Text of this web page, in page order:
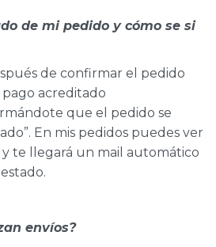
de mi pedido y cómo se si
de confirmar el pedido
acreditado
que el pedido se
En mis pedidos puedes ver
te llegará un mail automático
envíos?